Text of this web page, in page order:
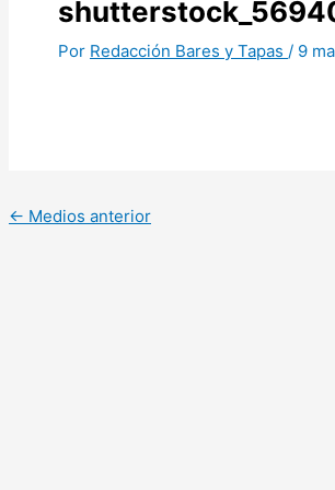
Por Redacción Bares y Tapas / 9
← Medios anterior